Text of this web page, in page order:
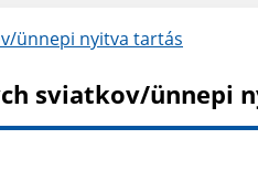
ünnepi nyitva tartás
sviatkov/ünnepi